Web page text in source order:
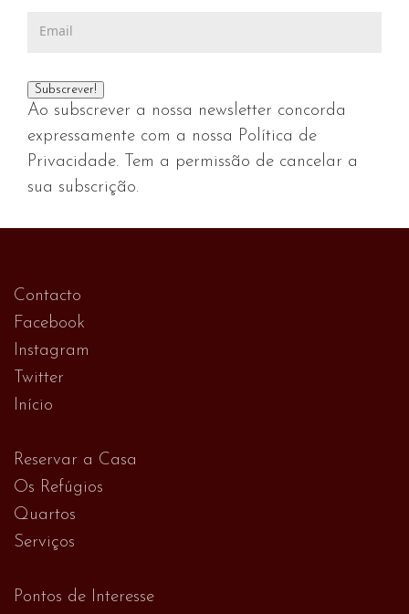
Ao subscrever a nossa newsletter concorda
expressamente com a nossa Política de
Privacidade. Tem a permissão de cancelar a
sua subscrição.
Contacto
Facebook
Instagram
Twitter
Início
Reservar a Casa
Os Refúgios
Quartos
Serviços
Pontos de Interesse